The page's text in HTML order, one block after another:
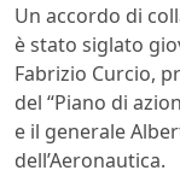
Un accordo di
è stato siglato
Fabrizio Curcio,
del “Piano di
e il generale
dell’Aeronautica.